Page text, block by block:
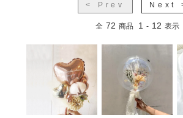
< Prev Next
全 72 商品 1 - 12 表示